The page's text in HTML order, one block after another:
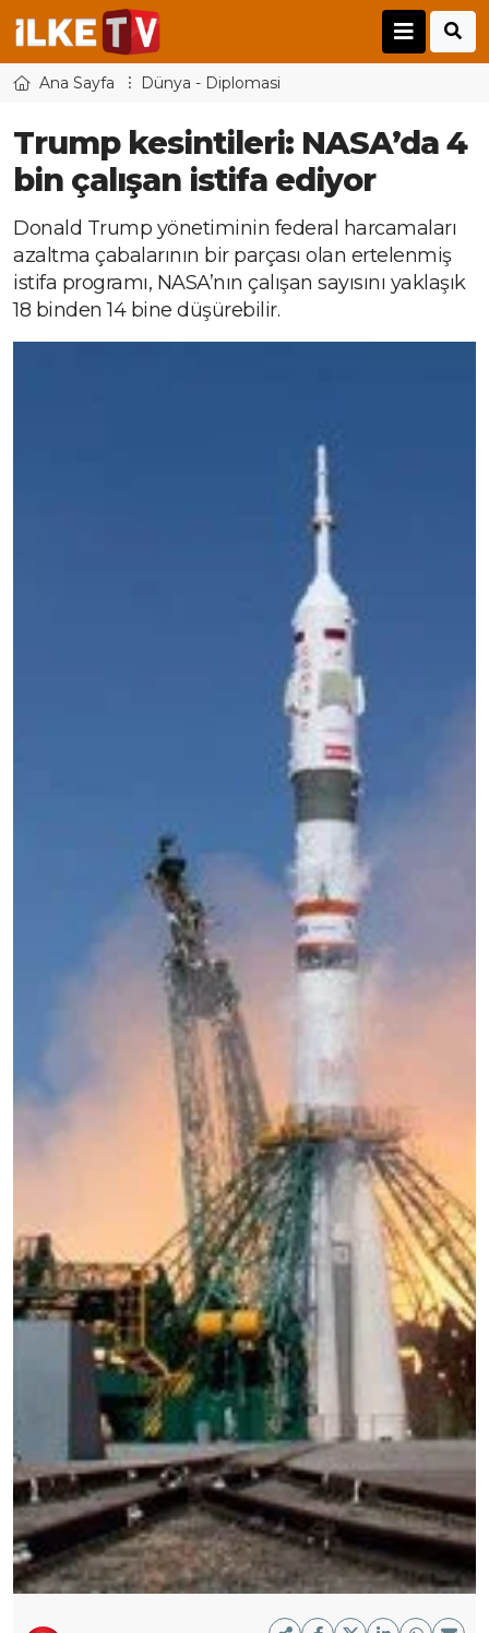
Ana Sayfa Dünya - Diplomasi
Trump kesintileri: NASA’da 4
bin çalışan istifa ediyor
Donald Trump yönetiminin federal harcamaları
azaltma çabalarının bir parçası olan ertelenmiş
istifa programı, NASA’nın çalışan sayısını yaklaşık
18 binden 14 bine düşürebilir.